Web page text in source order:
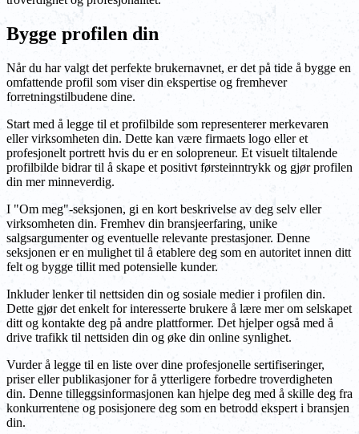
Bygge profilen din
Når du har valgt det perfekte brukernavnet, er det på tide å bygge en
omfattende profil som viser din ekspertise og fremhever
forretningstilbudene dine.
Start med å legge til et profilbilde som representerer merkevaren
eller virksomheten din. Dette kan være firmaets logo eller et
profesjonelt portrett hvis du er en solopreneur. Et visuelt tiltalende
profilbilde bidrar til å skape et positivt førsteinntrykk og gjør profilen
din mer minneverdig.
I "Om meg"-seksjonen, gi en kort beskrivelse av deg selv eller
virksomheten din. Fremhev din bransjeerfaring, unike
salgsargumenter og eventuelle relevante prestasjoner. Denne
seksjonen er en mulighet til å etablere deg som en autoritet innen ditt
felt og bygge tillit med potensielle kunder.
Inkluder lenker til nettsiden din og sosiale medier i profilen din.
Dette gjør det enkelt for interesserte brukere å lære mer om selskapet
ditt og kontakte deg på andre plattformer. Det hjelper også med å
drive trafikk til nettsiden din og øke din online synlighet.
Vurder å legge til en liste over dine profesjonelle sertifiseringer,
priser eller publikasjoner for å ytterligere forbedre troverdigheten
din. Denne tilleggsinformasjonen kan hjelpe deg med å skille deg fra
konkurrentene og posisjonere deg som en betrodd ekspert i bransjen
din.